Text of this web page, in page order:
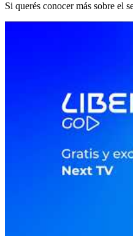
Si querés conocer más sobre el